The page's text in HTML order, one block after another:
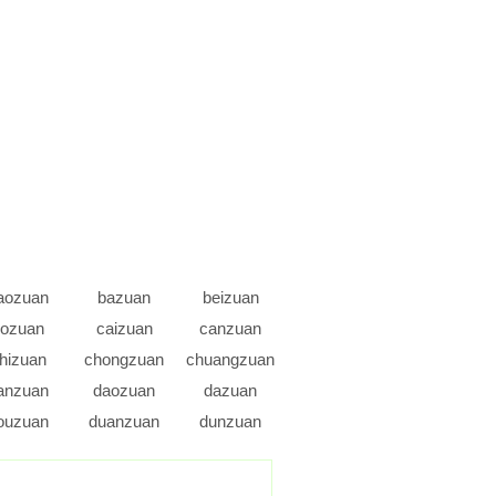
bazuan
beizuan
caizuan
canzuan
chongzuan
chuangzuan
daozuan
dazuan
duanzuan
dunzuan